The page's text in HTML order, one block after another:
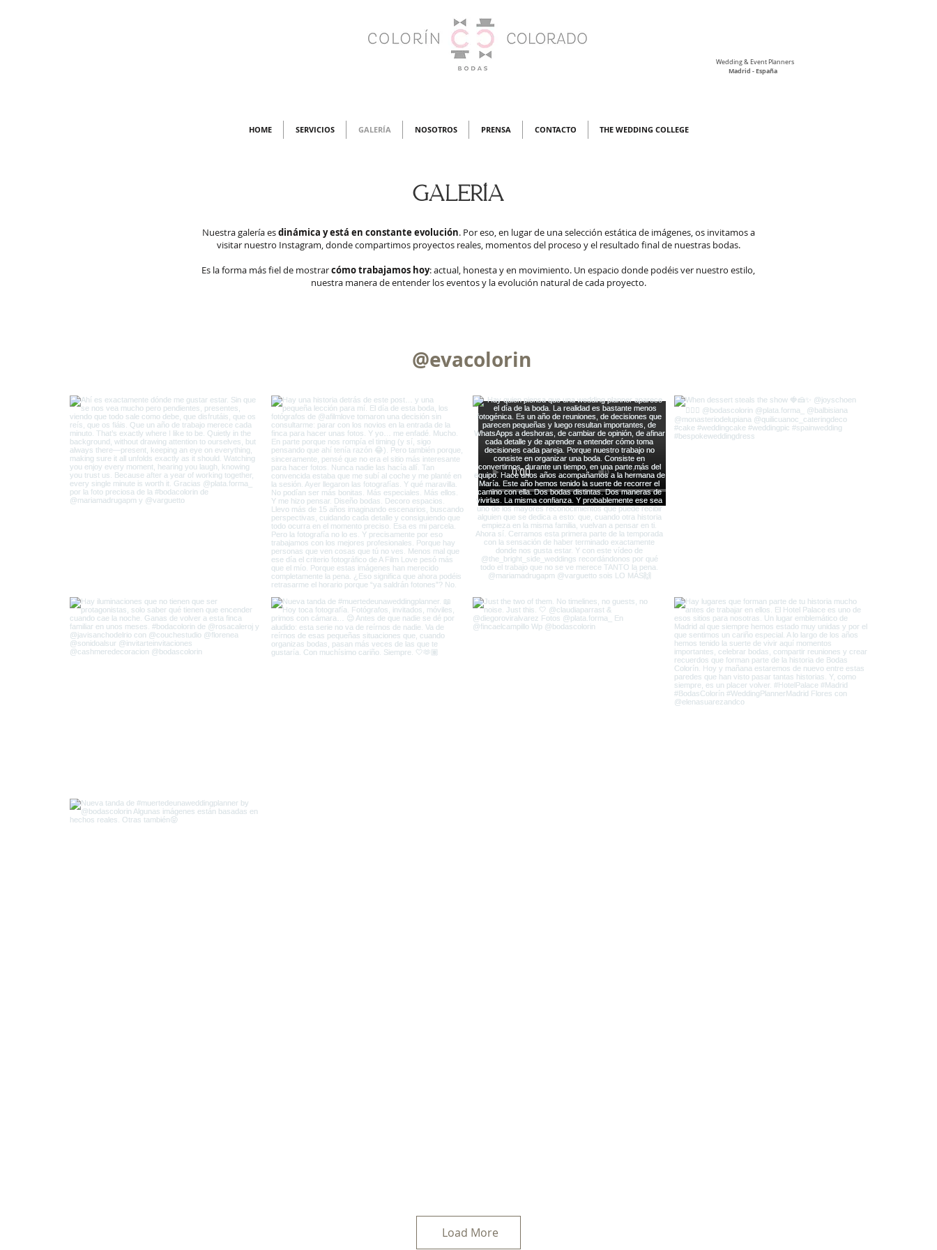
Wedding & Event Planners
Madrid - España
HOME SERVICIOS GALERÍA NOSOTROS PRENSA CONTACTO THE WEDDING COLLEGE
galería
Nuestra galería esdinámica y está en constante evolución. Por eso, en lugar de una selección estática de imágenes, os invitamos a
visitar nuestro Instagram, donde compartimos proyectos reales, momentos del proceso y el resultado final de nuestras bodas.
Es la forma más fiel de mostrarcómo trabajamos hoy: actual, honesta y en movimiento. Un espacio donde podéis ver nuestro estilo,
nuestra manera de entender los eventos y la evolución natural de cada proyecto.
@evacolorin
Load More